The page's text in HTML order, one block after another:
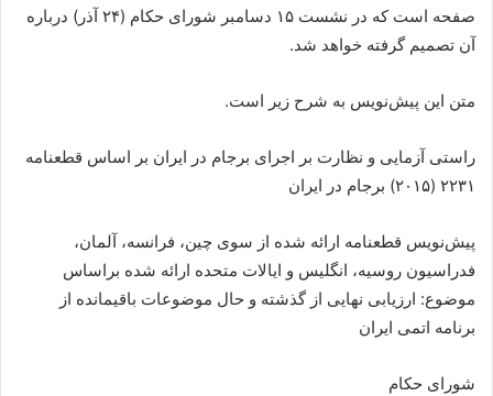
صفحه است که در نشست ۱۵ دسامبر شورای حکام (۲۴ آذر) درباره
آن تصمیم گرفته خواهد شد.
متن این پیش‌نویس به شرح زیر است.
راستی آزمایی و نظارت بر اجرای برجام در ایران بر اساس قطعنامه
۲۲۳۱ (۲۰۱۵) برجام در ایران
پیش‌نویس قطعنامه ارائه شده از سوی چین، فرانسه، آلمان،
فدراسیون روسیه، انگلیس و ایالات متحده ارائه شده براساس
موضوع: ارزیابی نهایی از گذشته و حال موضوعات باقیمانده از
برنامه اتمی ایران
شورای حکام